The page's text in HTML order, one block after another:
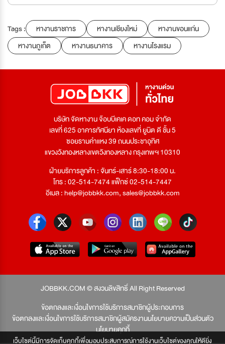
เว็บไซต์นี้มีการจัดเก็บคุกกี้เพื่อมอบประสบการณ์การใช้งานเว็บไซต์ของคุณให้ดียิ่ง
Tags : หางานราชการ หางานเชียงใหม่
หางานขอนแก่น
หางานภูเก็ต
หางานธนาคาร หางานโรงแรม
บริษัท จัดหางาน จ๊อบบีเคเค ดอท คอม จำกัด
เลขที่ 625 อาคารทัศนียา ห้องเลขที่ ยูนิต ดี ชั้น 5
ซอยรามคำแหง 39 ถนนประชาอุทิศ
แขวงวังทองหลางเขตวังทองหลาง กรุงเทพฯ 10310
ฝ่ายบริการลูกค้า : จันทร์-เสาร์ 8:30-18:00 น.
โทร : 02-514-7474 แฟ็กซ์ 02-514-7447
อีเมล :help@jobbkk.com,sales@jobbkk.com
JOBBKK.COM © สงวนลิขสิทธิ์ All Right Reserved
ข้อตกลงและเงื่อนไขการใช้บริการสมาชิกผู้ประกอบการ
ข้อตกลงและเงื่อนไขการใช้บริการสมาชิกผู้สมัครงานนโยบายความเป็นส่วนตัว
นโยบายคุกกี้